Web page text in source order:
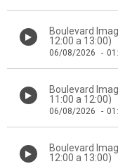
Boulevard
12:00 a 13:00)
06/08/2026 -
Boulevard
11:00 a 12:00)
06/08/2026 -
Boulevard
12:00 a 13:00)